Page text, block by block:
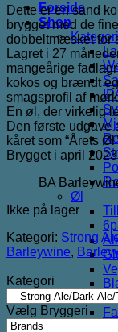
Forside
Shop
Øl
Dette er en sand
brygget med de
dobbeltmæsket for
Lagret i 27
mangeårige
kokos og brændt
smagsprofil af
En øl, der virkelig
Den første udgave
kåret som “Årets
Brygget i april
BA
Ikke på lager
Kategori: Strong
Barleywine,
Kategori
Vælg Bryggeri